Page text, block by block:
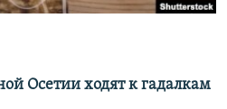
Осетии ходят к гадалкам